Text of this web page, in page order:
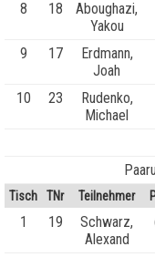
8 18
Aboughazi,
Yakou
9 17
Erdmann,
Joah
10 23
Rudenko,
Michael
Tisch TNr Teilnehmer
1 19
Schwarz,
Alexand